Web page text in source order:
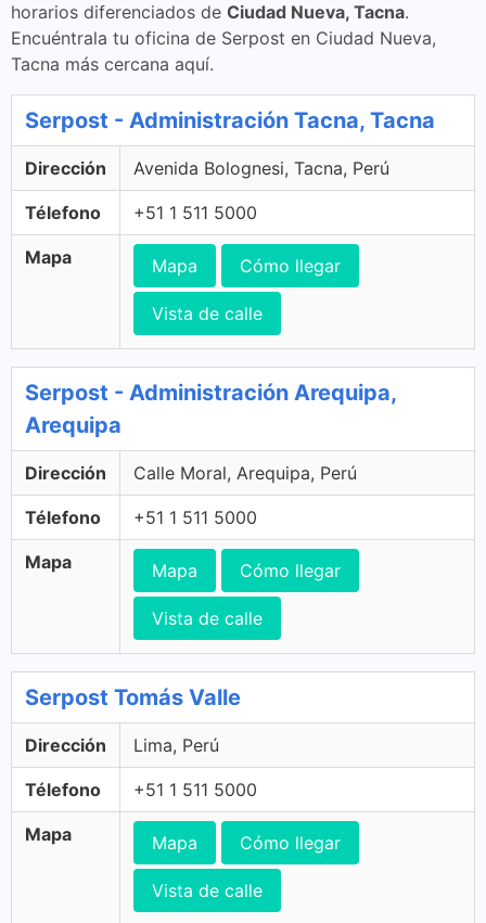
horarios diferenciados de Ciudad Nueva, Tacna.
Encuéntrala tu oficina de Serpost en Ciudad Nueva,
Tacna más cercana aquí.
Serpost - Administración Tacna, Tacna
Dirección Avenida Bolognesi, Tacna, Perú
Télefono +51 1 511 5000
Mapa Mapa Cómo llegar
Vista de calle
Serpost - Administración Arequipa,
Arequipa
Dirección Calle Moral, Arequipa, Perú
Télefono +51 1 511 5000
Mapa Mapa Cómo llegar
Vista de calle
Serpost Tomás Valle
Dirección Lima, Perú
Télefono +51 1 511 5000
Mapa Mapa Cómo llegar
Vista de calle